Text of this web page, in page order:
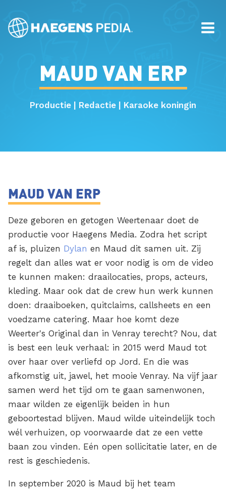
MAUD VAN ERP
Productie | Redactie | Karaoke koningin
MAUD VAN ERP
Deze geboren en getogen Weertenaar doet de
productie voor Haegens Media. Zodra het script
af is, pluizen Dylan en Maud dit samen uit. Zij
regelt dan alles wat er voor nodig is om de video
te kunnen maken: draailocaties, props, acteurs,
kleding. Maar ook dat de crew hun werk kunnen
doen: draaiboeken, quitclaims, callsheets en een
voedzame catering. Maar hoe komt deze
Weerter's Original dan in Venray terecht? Nou, dat
is best een leuk verhaal: in 2015 werd Maud tot
over haar over verliefd op Jord. En die was
afkomstig uit, jawel, het mooie Venray. Na vijf jaar
samen werd het tijd om te gaan samenwonen,
maar wilden ze eigenlijk beiden in hun
geboortestad blijven. Maud wilde uiteindelijk toch
wél verhuizen, op voorwaarde dat ze een vette
baan zou vinden. Eén open sollicitatie later, en de
rest is geschiedenis.
In september 2020 is Maud bij het team